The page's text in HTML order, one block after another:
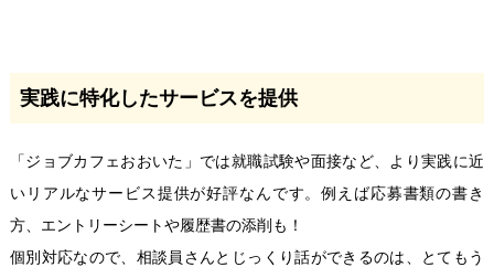
実践に特化したサービスを提供
「ジョブカフェおおいた」では就職試験や面接など、より実践に近
いリアルなサービス提供が好評なんです。例えば応募書類の書き
方、エントリーシートや履歴書の添削も！
個別対応なので、 相談員さんとじっくり話ができるのは、とてもう